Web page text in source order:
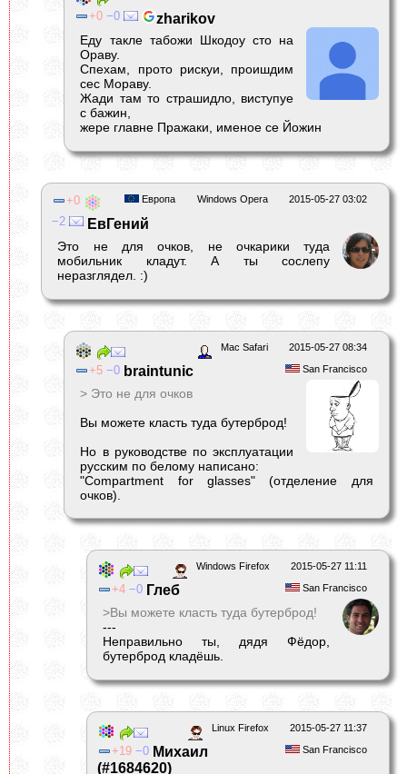
0 0 zharikov
Еду такле табожи Шкодоу сто на
Ораву.
Спехам, прото рискуи, проишдим
сес Мораву.
Жади там то страшидло, виступуе
с бажин,
жере главне Пражаки, именое се Йожин
2015-05-27 03:02
Windows Opera
Европа
0
2
ЕвГений
Это не для очков, не очкарики туда
мобильник кладут. А ты сослепу
неразглядел. :)
2015-05-27 08:34
Mac Safari
San Francisco
5 0 braintunic
> Это не для очков
Вы можете класть туда бутерброд!
Но в руководстве по эксплуатации
русским по белому написано:
"Compartment for glasses" (отделение для
очков).
2015-05-27 11:11
Windows Firefox
San Francisco
4 0 Глеб
>Вы можете класть туда бутерброд!
---
Неправильно ты, дядя Фёдор,
бутерброд кладёшь.
2015-05-27 11:37
Linux Firefox
San Francisco
19 0 Михаил
(#1684620)